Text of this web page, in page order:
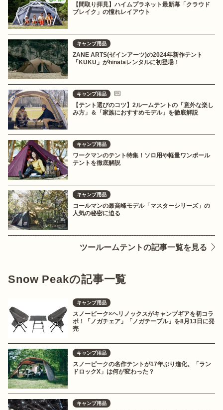
【間取り拝見】ハイムプラネット最新幕「クラウド
ブレイク」の憧れレイアウト
キャンプ用品
ZANE ARTS(ゼインアーツ)の2024年新作テント
「KUKU」がhinataレンタルに初登場！
キャンプ用品
【テント選びのコツ】2ルームテントの「意外な楽し
み方」＆「家族におすすめモデル」を徹底解説
キャンプ用品
ワークマンのテント特集！ソロ用や軽量ワンポール
テントを徹底解説
キャンプ用品
コールマンの最高峰モデル「マスターシリーズ」の
人気の秘密に迫る
ツールームテントの記事一覧を見る
Snow Peakの記事一覧
キャンプ用品
スノーピーク×ヘリノックスがキャンプギアを初コラ
ボ！「ノガチェア」「ノガテーブル」を8月13日に発
売
キャンプ用品
スノーピークの名作テントが17年ぶり進化。「ラン
ドロックX」は何が変わった？
キャンプ用品